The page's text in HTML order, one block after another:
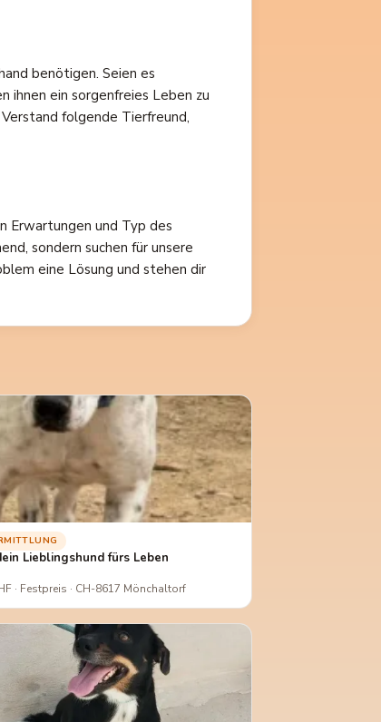
benötigen. Seien es
ihnen ein sorgenfreies Leben zu
folgende Tierfreund,
Erwartungen und Typ des
sondern suchen für unsere
eine Lösung und stehen dir
Lieblingshund fürs Leben
· Festpreis · CH-8617 Mönchaltorf